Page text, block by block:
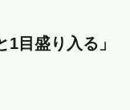
目盛り入る」